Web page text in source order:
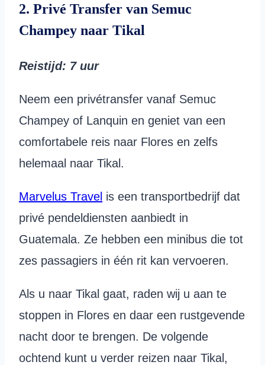
2. Privé Transfer van Semuc
Champey naar Tikal
Reistijd: 7 uur
Neem een privétransfer vanaf Semuc
Champey of Lanquin en geniet van een
comfortabele reis naar Flores en zelfs
helemaal naar Tikal.
Marvelus Travel is een transportbedrijf dat
privé pendeldiensten aanbiedt in
Guatemala. Ze hebben een minibus die tot
zes passagiers in één rit kan vervoeren.
Als u naar Tikal gaat, raden wij u aan te
stoppen in Flores en daar een rustgevende
nacht door te brengen. De volgende
ochtend kunt u verder reizen naar Tikal,